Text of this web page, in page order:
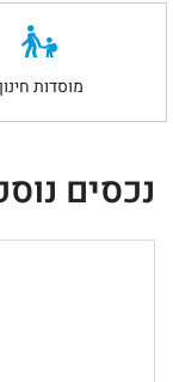
מוסדות
נכסים